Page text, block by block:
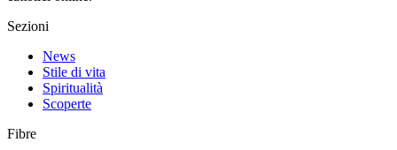
Sezioni
News
Stile di vita
Spiritualità
Scoperte
Fibre